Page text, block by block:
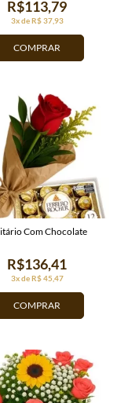
COMPRAR
3x de R$ 37,93
R$113,79
COMPRAR
3x de R$ 45,47
R$136,41
Com Chocolate